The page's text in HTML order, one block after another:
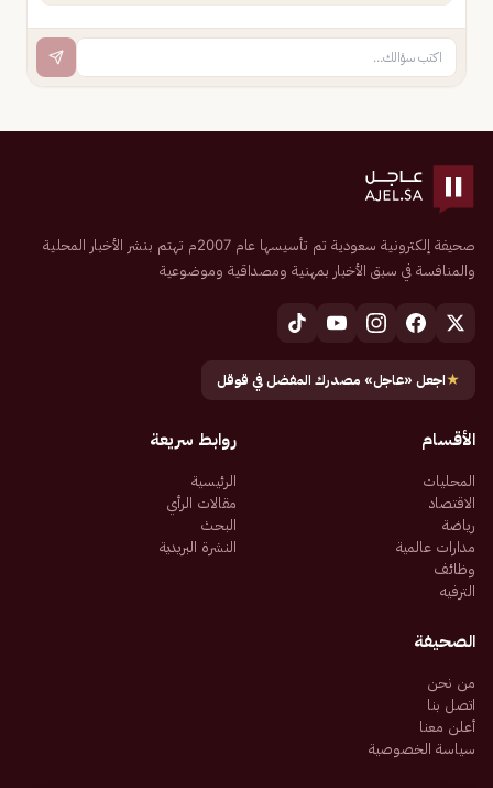
صحيفة إلكترونية سعودية تم تأسيسها عام 2007م تهتم بنشر الأخبار المحلية
والمنافسة في سبق الأخبار بمهنية ومصداقية وموضوعية
★اجعل «عاجل» مصدرك المفضل في قوقل
الأقسام
المحليات
الاقتصاد
رياضة
مدارات عالمية
وظائف
الترفيه
روابط سريعة
الرئيسية
مقالات الرأي
البحث
النشرة البريدية
الصحيفة
من نحن
اتصل بنا
أعلن معنا
سياسة الخصوصية